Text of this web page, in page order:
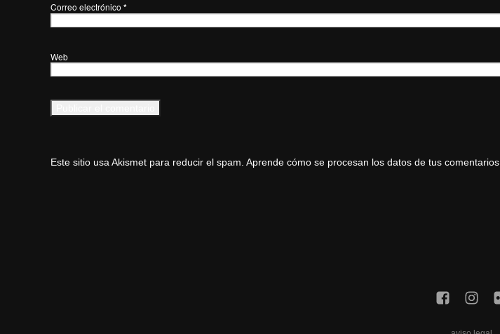
Correo electrónico *
Web
Este sitio usa Akismet para reducir el spam. Aprende cómo se procesan los datos de tus comentarios.